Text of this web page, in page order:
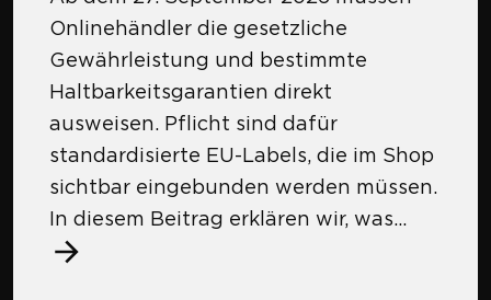
Onlinehändler die gesetzliche
Gewährleistung und bestimmte
Haltbarkeitsgarantien direkt
ausweisen. Pflicht sind dafür
standardisierte EU-Labels, die im Shop
sichtbar eingebunden werden müssen.
In diesem Beitrag erklären wir, was...